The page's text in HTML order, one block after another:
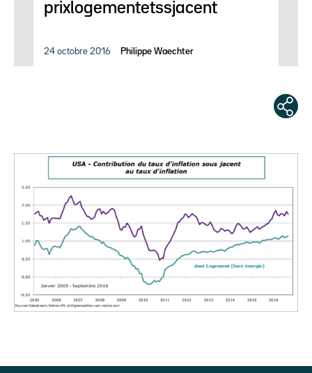
prixlogementetssjacent
24 octobre 2016 Philippe Waechter